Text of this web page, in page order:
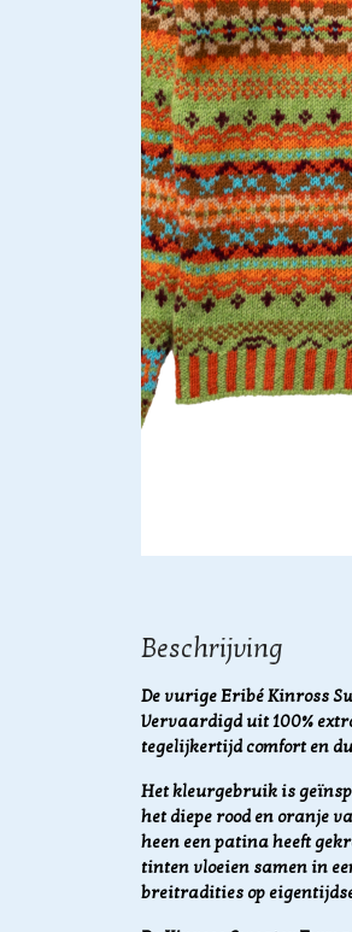
Beschrijving
De vurige Eribé Kinross
Vervaardigd uit 100%
tegelijkertijd comfort en
Het kleurgebruik is
het diepe rood en oranje
heen een patina heeft
tinten vloeien samen in
breitradities op